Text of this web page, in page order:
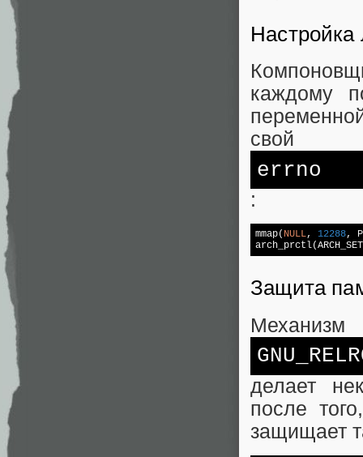
Настройка
каждому
свой
errno
:
mmap( NULL, 12288,
Защита
Механизм
делает
после
защищает